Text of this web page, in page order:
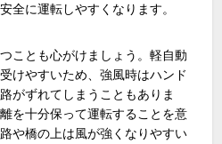
全に運転しやすくなります。
ことも心がけましょう。軽自動
けやすいため、強風時はハンド
がずれてしまうこともありま
を十分保って運転することを意
や橋の上は風が強くなりやすい